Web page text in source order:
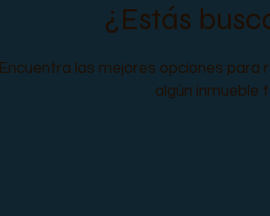
¿Estás
Encuentra las mejores opciones para
algún inmueble